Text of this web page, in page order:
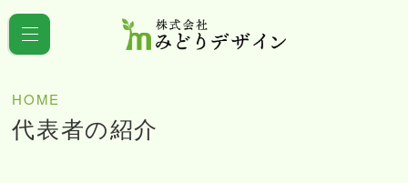
HOME
代表者の紹介